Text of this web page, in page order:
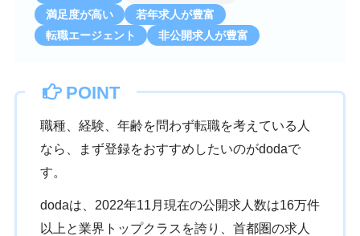
満足度が高い
若年求人が豊富
転職エージェント
非公開求人が豊富
POINT
職種、経験、年齢を問わず転職を考えている人
なら、まず登録をおすすめしたいのがdodaで
す。
dodaは、2022年11月現在の公開求人数は16万件
以上と業界トップクラスを誇り、首都圏の求人